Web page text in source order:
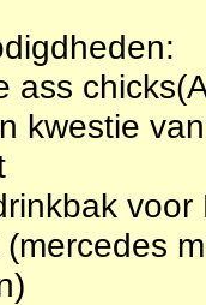
ass
kwestie
voor